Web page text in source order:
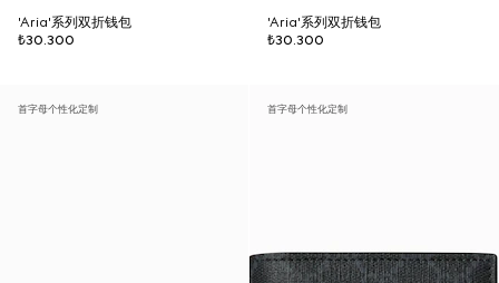
'Aria'系列双折钱包
₺30.300
'Aria'系列双折钱包
₺30.300
首字母个性化定制 首字母个性化定制